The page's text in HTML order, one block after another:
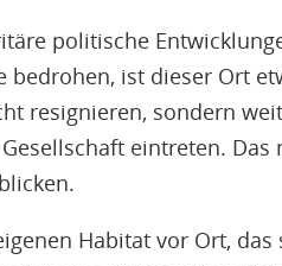
politische
ist dieser Ort
resignieren, sondern
eintreten.
Habitat vor Ort, das